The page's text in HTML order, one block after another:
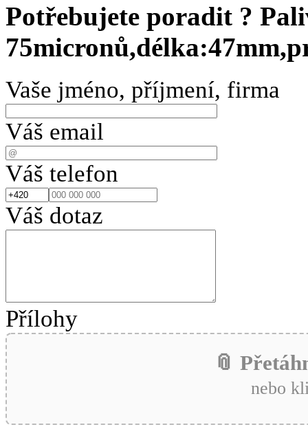
Potřebujete poradit ?
Vaše jméno, příjmení, firma
Váš email
Váš telefon
Váš dotaz
Přílohy
📎
nebo